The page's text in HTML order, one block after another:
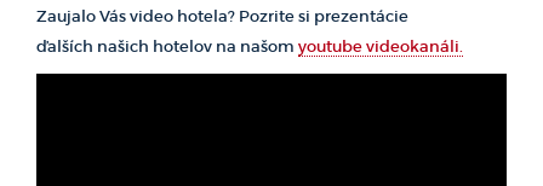
Zaujalo Vás video hotela? Pozrite si prezentácie
ďalších našich hotelov na našom youtube videokanáli.